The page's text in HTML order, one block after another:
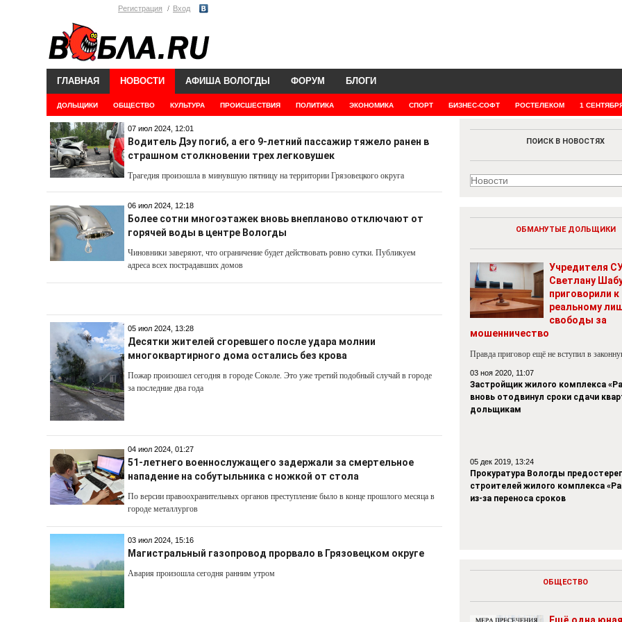
Регистрация Вход
ГЛАВНАЯ НОВОСТИ
ДОЛЬЩИКИ ОБЩЕСТВО КУЛЬТУРА ПРОИСШЕСТВИЯ ПОЛИТИКА ЭКОНОМИКА СПОРТ БИЗНЕС-СОФТ РОСТЕЛЕКОМ 1
АФИША ВОЛОГДЫ ФОРУМ БЛОГИ
07 июл 2024, 12:01
Водитель Дэу погиб, а его 9-летний пассажир тяжело ранен в
страшном столкновении трех легковушек
Трагедия произошла в минувшую пятницу на территории Грязовецкого округа
06 июл 2024, 12:18
Более сотни многоэтажек вновь внепланово отключают от
горячей воды в центре Вологды
Чиновники заверяют, что ограничение будет действовать ровно сутки. Публикуем
адреса всех пострадавших домов
05 июл 2024, 13:28
Десятки жителей сгоревшего после удара молнии
многоквартирного дома остались без крова
Пожар произошел сегодня в городе Соколе. Это уже третий подобный случай в городе
за последние два года
04 июл 2024, 01:27
51-летнего военнослужащего задержали за смертельное
нападение на собутыльника с ножкой от стола
По версии правоохранительных органов преступление было в конце прошлого месяца в
городе металлургов
03 июл 2024, 15:16
Магистральный газопровод прорвало в Грязовецком округе
Авария произошла сегодня ранним утром
ПОИСК В НОВОСТЯХ
ОБМАНУТЫЕ ДОЛЬЩИКИ
Учредителя
Светлану
приговорили к
реальному
свободы за
мошенничество
Правда приговор ещё не вступил в
03 ноя 2020, 11:07
Застройщик жилого комплекса
вновь отодвинул сроки сдачи
дольщикам
05 дек 2019, 13:24
Прокуратура Вологды
строителей жилого комплекса
из-за переноса сроков
ОБЩЕСТВО